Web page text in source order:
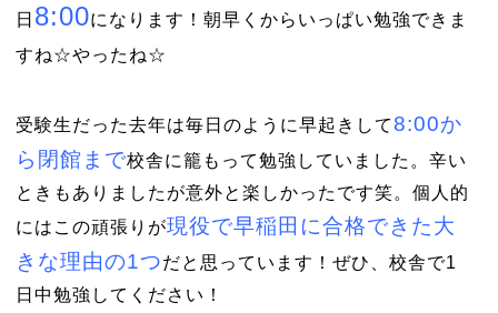
日 8:00になります！朝早くからいっぱい勉強できま
すね☆やったね☆
受験生だった去年は毎日のように早起きして8:00か
ら閉館まで校舎に籠もって勉強していました。辛い
ときもありましたが意外と楽しかったです笑。個人的
にはこの頑張りが現役で早稲田に合格できた大
きな理由の1つだと思っています！ぜひ、校舎で1
日中勉強してください！